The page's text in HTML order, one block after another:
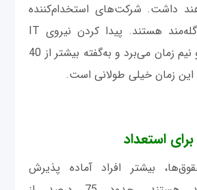
داشت. شرکت‌های استخدام‌کننده
هم از این بابت گله‌مند هستند. پیدا کردن نیروی IT
حدود چهار هفته و نیم زمان می‌برد و به‌گفته بیشتر از 40
استعداد
بیشتر افراد آماده پذیرش